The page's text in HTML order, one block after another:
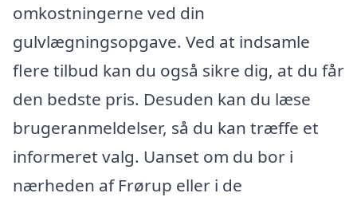
omkostningerne ved din
gulvlægningsopgave. Ved at indsamle
flere tilbud kan du også sikre dig, at du får
den bedste pris. Desuden kan du læse
brugeranmeldelser, så du kan træffe et
informeret valg. Uanset om du bor i
nærheden af Frørup eller i de